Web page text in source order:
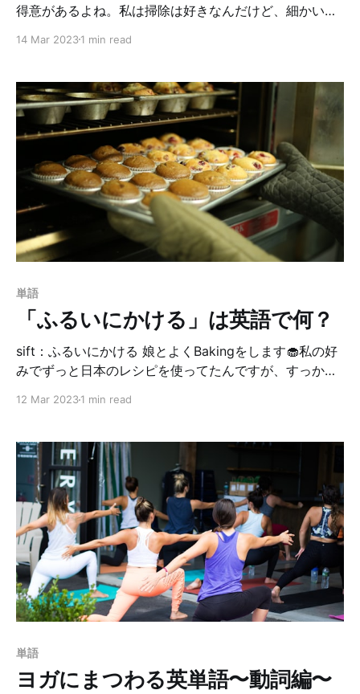
得意があるよね。私は掃除は好きなんだけど、細かい物
ど、整理整頓は好き。 ある時、増えすぎた娘のおもちゃ
私を見てダーリンが「もう少し分類して入れたら？」と
言ってきたのです。「めんどくさい」と顔に書いてある
私を見てダーリンが言いました。 Leave it to me. 僕に
任せて。 またある時、どうしても夕ご飯を作る気が起き
なくて「もう今日はダメだ。」とダーリンに伝えた時
も、Leave it to me.と言って、デリバリーしてくれまし
た。（作るんじゃなくてデリバリーかよっってツッコミ
ましたが。笑） 発音する時は to meを強調してね👍🏻 他
にも「私に任せて」の言い方があるので、いくつか紹介
しておくね。 I'll take care of it. / I'
14 Mar 20231 min read
単語
「ふるいにかける」は英語で何？
sift：ふるいにかける 娘とよくBakingをします🧁私の好
みでずっと日本のレシピを使ってたんですが、すっかり
the flour, salt and baking powder together. 意味、予
想できますか？？？ そうです。今日の単語はsift「ふる
いにかける」です。似た単語にshiftがあるので間違えな
い様に！（私は最初間違えてて、レシピ見た時に意味わ
からん…となり辞書を引きました。笑） 「ふるいにかけ
る」と言えば、日本語では会社が人を採用する時に、
「応募者をふるいにかけた。」という使い方しますよ
ね？英語でもsiftをそうやって使うのか調べてみたんです
が、どうやら使わない様です。 この使い方をしたい時
は、screenという単語を使うのが一般的だそうです。日
ン、PCやスマホのスクリーン（ショット）というイメー
ジだと思いますが、実は英語
12 Mar 20231 min read
単語
ヨガにまつわる英単語〜動詞編〜